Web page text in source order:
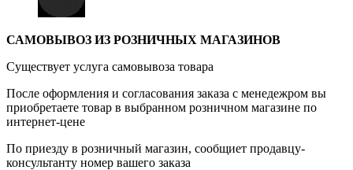
САМОВЫВОЗ ИЗ РОЗНИЧНЫХ МАГАЗИНОВ
Существует услуга самовывоза товара
После оформления и согласования заказа с менедежром вы
приобретаете товар в выбранном розничном магазине по
интернет-цене
По приезду в розничный магазин, сообщиет продавцу-
консультанту номер вашего заказа